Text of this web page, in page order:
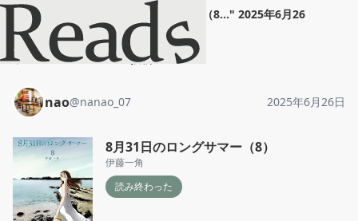
8月31日のロングサマー（8..." 2025年6月26
日
ホーム
nao 投稿
nao@nanao_07 2025年6月26日
8月31日のロングサマー（8）
伊藤一角
読み終わった